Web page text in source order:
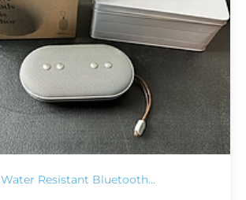
Water Resistant Bluetooth…